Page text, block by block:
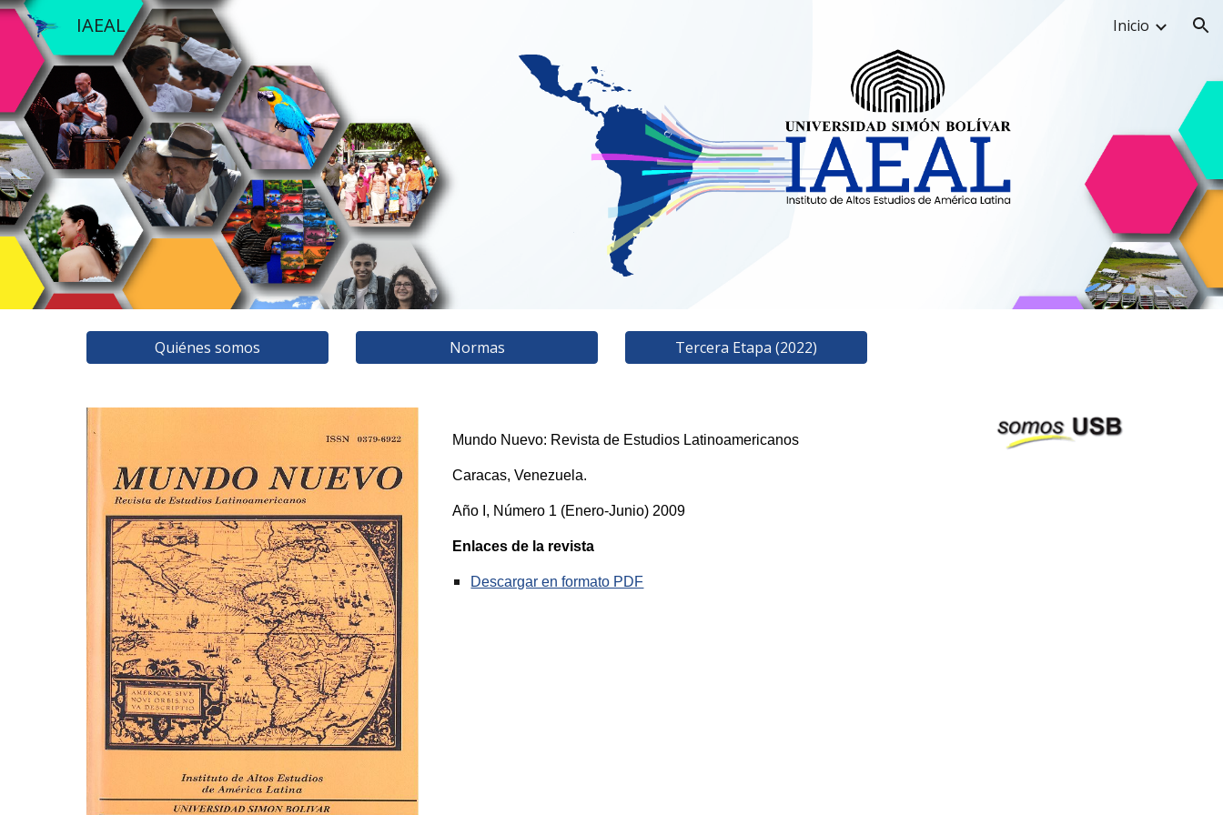
IAEAL Inicio
Quiénes somos Normas Tercera Etapa (2022)
Mundo Nuevo: Revista de Estudios Latinoamericanos
Caracas, Venezuela.
Año I, Número 1 (Enero-Junio) 2009
Enlaces de la revista
Descargar en formato PDF